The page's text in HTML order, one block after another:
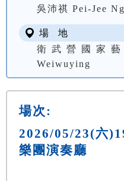
吳沛祺 Pei-Jee Ng
場 地
衛武營國家
Weiwuying
場次:
2026/05/23(六
樂團演奏廳